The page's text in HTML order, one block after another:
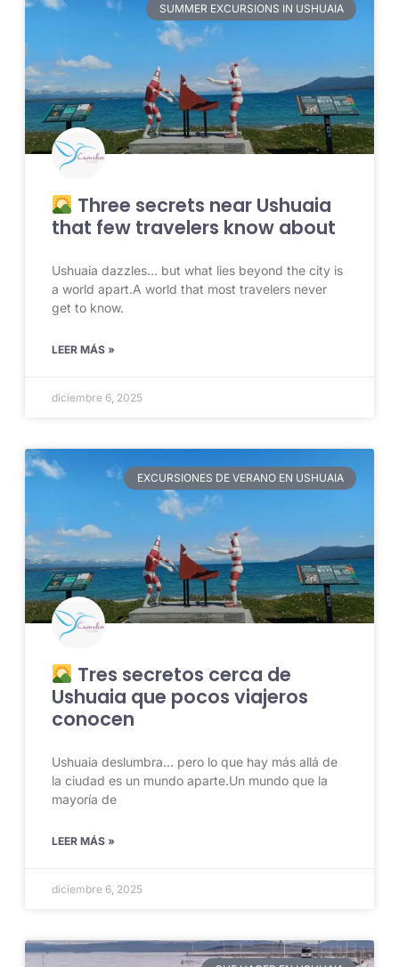
SUMMER EXCURSIONS IN USHUAIA
Three secrets near Ushuaia
that few travelers know about
Ushuaia dazzles… but what lies beyond the city is
a world apart.A world that most travelers never
get to know.
LEER MÁS »
diciembre 6, 2025
EXCURSIONES DE VERANO EN USHUAIA
Tres secretos cerca de
Ushuaia que pocos viajeros
conocen
Ushuaia deslumbra… pero lo que hay más allá de
la ciudad es un mundo aparte.Un mundo que la
mayoría de
LEER MÁS »
diciembre 6, 2025